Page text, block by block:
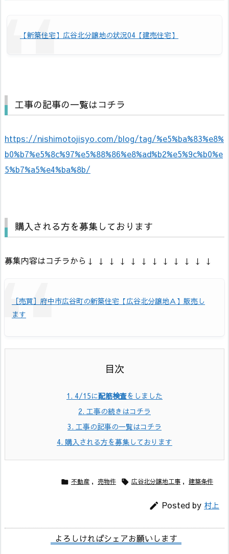
【新築住宅】広谷北分譲地の状況04【建売住宅】
工事の記事の一覧はコチラ
https://nishimotojisyo.com/blog/tag/%e5%ba%83%e8%
b0%b7%e5%8c%97%e5%88%86%e8%ad%b2%e5%9c%b0%e
5%b7%a5%e4%ba%8b/
購入される方を募集しております
募集内容はコチラから↓ ↓ ↓ ↓ ↓ ↓ ↓ ↓ ↓ ↓ ↓ ↓
［売買］府中市広谷町の新築住宅【広谷北分譲地Ａ】販売し
ます
1. 4/15に配筋検査をしました
2. 工事の続きはコチラ
3. 工事の記事の一覧はコチラ
4. 購入される方を募集しております
 不動産 , 売物件  広谷北分譲地工事 , 建築条件
 Posted by 村上
よろしければシェアお願いします